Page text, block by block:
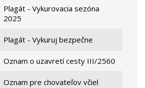
Plagát - Vykurovacia sezóna
2025
Plagát - Vykuruj bezpečne
Oznam o uzavretí cesty III/2560
Oznam pre chovateľov včiel